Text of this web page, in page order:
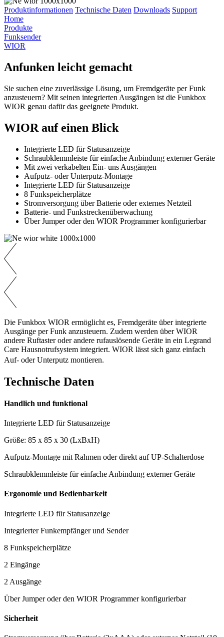
Produktinformationen Technische Daten Downloads Support
Home
Produkte
Funksender
WIOR
Anfunken leicht gemacht
Sie suchen eine zuverlässige Lösung, um Fremdgeräte per Funk
anzusteuern? Mit seinen integrierten Ausgängen ist die Funkbox
WIOR genau dafür das geeignete Produkt.
WIOR auf einen Blick
Integrierte LED für Statusanzeige
Schraubklemmleiste für einfache Anbindung externer Geräte
Mit zwei verkabelten Ein- uns Ausgängen
Aufputz- oder Unterputz-Montage
Integrierte LED für Statusanzeige
8 Funkspeicherplätze
Stromversorgung über Batterie oder externes Netzteil
Batterie- und Funkstreckenüberwachung
Über Jumper oder den WIOR Programmer konfigurierbar
Die Funkbox WIOR ermöglicht es, Fremdgeräte über integrierte
Ausgänge per Funk anzusteuern. Zudem werden über WIOR
andere Ruftaster oder andere rufauslösende Geräte in ein Legrand
Care Hausnotrufsystem integriert. WIOR lässt sich ganz einfach
Auf- oder Unterputz montieren.
Technische Daten
Handlich und funktional
Integrierte LED für Statusanzeige
Größe: 85 x 85 x 30 (LxBxH)
Aufputz-Montage mit Rahmen oder direkt auf UP-Schalterdose
Schraubklemmleiste für einfache Anbindung externer Geräte
Ergonomie und Bedienbarkeit
Integrierte LED für Statusanzeige
Integrierter Funkempfänger und Sender
8 Funkspeicherplätze
2 Eingänge
2 Ausgänge
Über Jumper oder den WIOR Programmer konfigurierbar
Sicherheit